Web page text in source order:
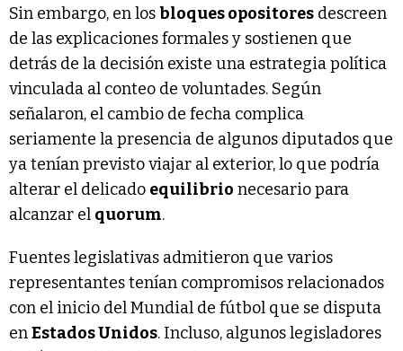
Sin embargo, en losbloques opositores descreen
de las explicaciones formales y sostienen que
detrás de la decisión existe una estrategia política
vinculada al conteo de voluntades. Según
señalaron, el cambio de fecha complica
seriamente la presencia de algunos diputados que
ya tenían previsto viajar al exterior, lo que podría
alterar el delicado equilibrio necesario para
alcanzar el quorum.
Fuentes legislativas admitieron que varios
representantes tenían compromisos relacionados
con el inicio del Mundial de fútbol que se disputa
enEstados Unidos. Incluso, algunos legisladores